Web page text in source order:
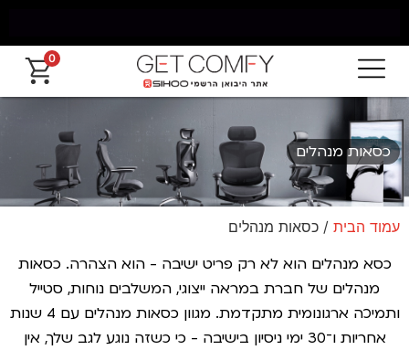
0
כסאות מנהלים
עמוד הבית / כסאות מנהלים
כסא מנהלים הוא לא רק פריט ישיבה - הוא הצהרה. כסאות
מנהלים של חברת במראה ייצוגי, המשלבים נוחות, סטייל
ותמיכה ארגונומית מתקדמת. מגוון כסאות מנהלים עם 4 שנות
אחריות ו־30 ימי ניסיון בישיבה - כי כשזה נוגע לגב שלך, אין